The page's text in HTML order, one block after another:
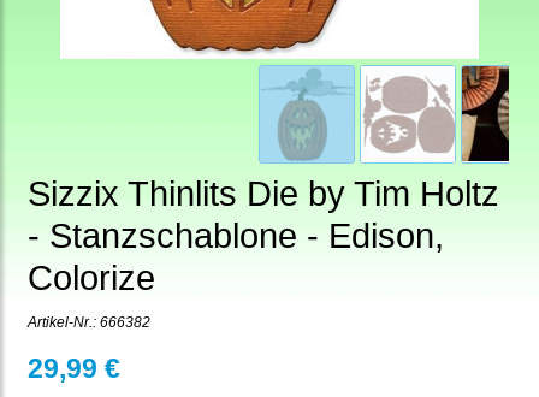
Sizzix Thinlits Die by Tim Holtz
- Stanzschablone - Edison,
Colorize
Artikel-Nr.: 666382
29,99 €